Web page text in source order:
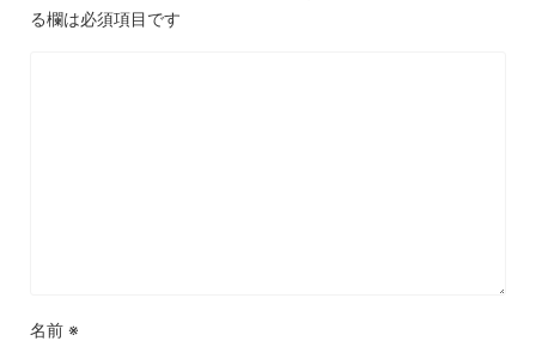
る欄は必須項目です
名前 ※